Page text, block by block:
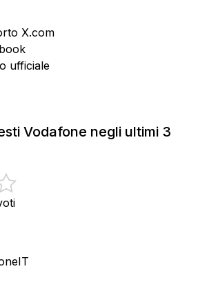
X.com
ufficiale
Vodafone negli ultimi 3